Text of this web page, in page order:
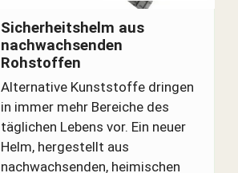
Sicherheitshelm aus
nachwachsenden
Rohstoffen
Alternative Kunststoffe dringen
in immer mehr Bereiche des
täglichen Lebens vor. Ein neuer
Helm, hergestellt aus
nachwachsenden, heimischen